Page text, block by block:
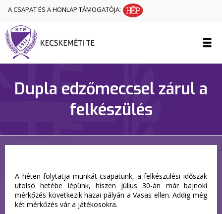
A CSAPAT ÉS A HONLAP TÁMOGATÓJA:
Dupla edzőmeccsel zárul a
felkészülés
A héten folytatja munkát csapatunk, a felkészülési időszak
utolsó hetébe lépünk, hiszen július 30-án már bajnoki
mérkőzés következik hazai pályán a Vasas ellen. Addig még
két mérkőzés vár a játékosokra.